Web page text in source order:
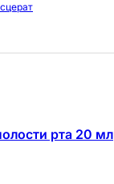
рта 20 мл